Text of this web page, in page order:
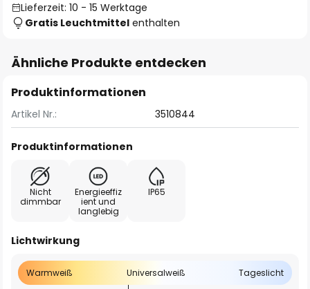
Lieferzeit: 10 - 15 Werktage
Gratis Leuchtmittel enthalten
Ähnliche Produkte entdecken
Produktinformationen
Artikel Nr.: 3510844
Produktinformationen
Nicht
dimmbar
Energieeffiz
ient und
langlebig
IP65
Lichtwirkung
Warmweiß Universalweiß Tageslicht